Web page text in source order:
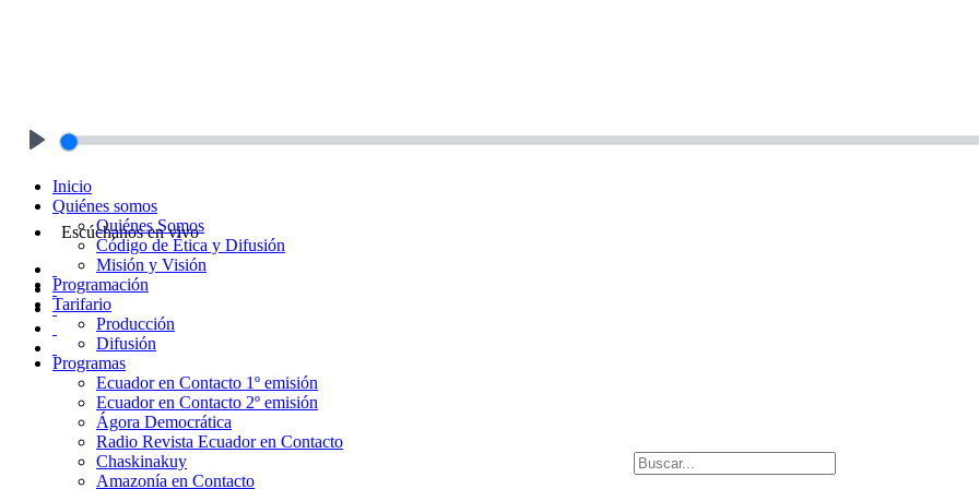
Escúchanos en vivo
Inicio
Quiénes somos
Quiénes Somos
Código de Ética y Difusión
Misión y Visión
Programación
Tarifario
Producción
Difusión
Programas
Ecuador en Contacto 1º emisión
Ecuador en Contacto 2º emisión
Ágora Democrática
Radio Revista Ecuador en Contacto
Chaskinakuy
Amazonía en Contacto